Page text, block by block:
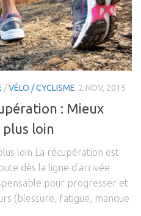
/VÉLO / CYCLISME 2 NOV, 2015
: Mieux
loin
loin La récupération est
dès la ligne d’arrivée
pour progresser et
(blessure, fatigue, manque